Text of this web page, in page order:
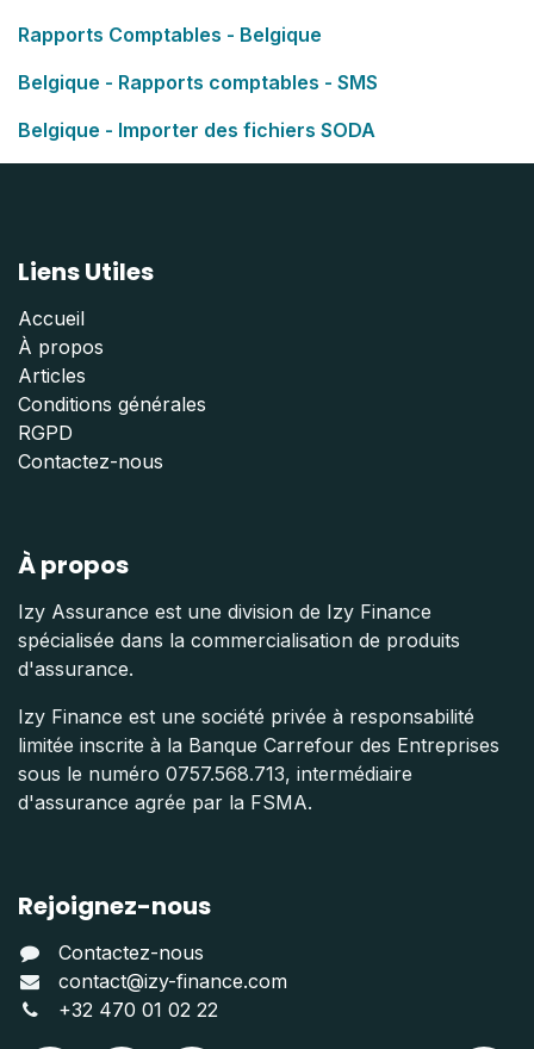
Rapports Comptables - Belgique
Belgique - Rapports comptables - SMS
Belgique - Importer des fichiers SODA
Liens Utiles
Accueil
À propos
Articles
Conditions générales
RGPD
Contactez-nous
À propos
Izy Assurance est une division de Izy Finance
spécialisée dans la commercialisation de produits
d'assurance.
Izy Finance est une société privée à responsabilité
limitée inscrite à la Banque Carrefour des Entreprises
sous le numéro 0757.568.713, intermédiaire
d'assurance agrée par la FSMA.
Rejoignez-nous
Contactez-nous
contact@izy-finance.com
+32 470 01 02 22